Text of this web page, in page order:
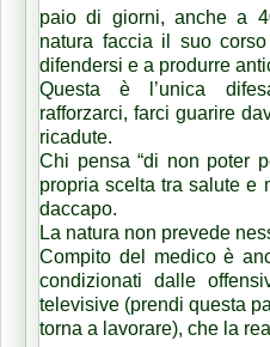
paio di giorni, anche a
natura faccia il suo
difendersi e a produrre
Questa è l’unica
rafforzarci, farci guarire
ricadute.
Chi pensa “di non poter
propria scelta tra salute e
daccapo.
La natura non prevede
Compito del medico è
condizionati dalle
televisive (prendi questa
torna a lavorare), che la